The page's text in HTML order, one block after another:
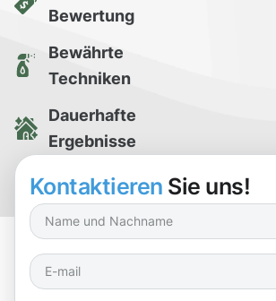
Bewertung
Bewährte
Techniken
Dauerhafte
Ergebnisse
Kostenlose
Reinigungsprobe
Kontaktieren Sie uns!